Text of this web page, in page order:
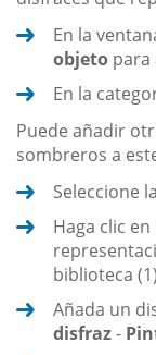
En la
objeto para
En la
Puede añadir
sombreros a
Seleccione
Haga clic en
biblioteca
Añada un
disfraz-